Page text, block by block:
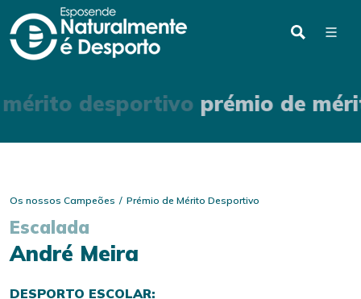
desportivo prémio de
Os nossos Campeões Prémio de Mérito Desportivo
Escalada
André Meira
DESPORTO ESCOLAR: